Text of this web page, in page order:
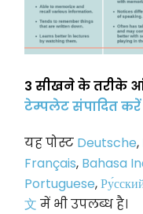
3 सीखने के तरीके
टेम्पलेट संपादित करें
यह पोस्ट Deutsche,
Français, Bahasa
Portuguese,
文 में भी उपलब्ध है।